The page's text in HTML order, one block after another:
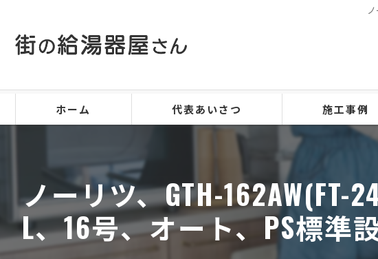
ホーム 代表あいさつ 施工事例
ノーリツ、GTH-162AW(FT-
L、16号、オート、PS標準